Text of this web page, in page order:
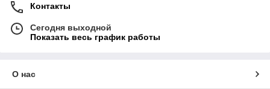
Контакты
Сегодня выходной
Показать весь график работы
О нас